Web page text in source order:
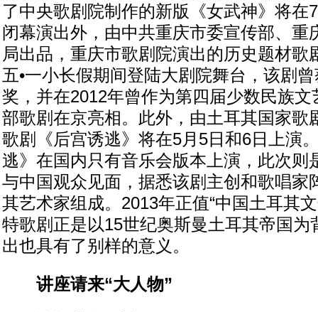
了中央歌剧院制作的新版《女武神》将在
闭幕演出外，由中共重庆市委宣传部、重
局出品，重庆市歌剧院演出的历史题材歌
五•一小长假期间登陆大剧院舞台，该剧
奖，并在2012年曾作为第四届少数民族
部歌剧在京亮相。此外，由土耳其国家歌
歌剧《后宫诱逃》将在5月5日和6日上演
逃》在国内只有音乐会版本上演，此次则
与中国观众见面，据悉该剧主创和歌唱家
其艺术家组成。2013年正值“中国土耳其
特歌剧正是以15世纪奥斯曼土耳其帝国为
出也具有了别样的意义。
讲座请来“大人物”